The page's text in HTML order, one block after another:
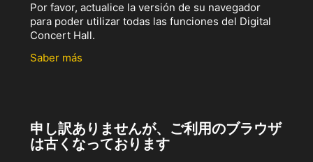
Por favor, actualice la versión de su navegador
para poder utilizar todas las funciones del Digital
Concert Hall.
Saber más
申し訳ありませんが、ご利用のブラウザ
は古くなっております